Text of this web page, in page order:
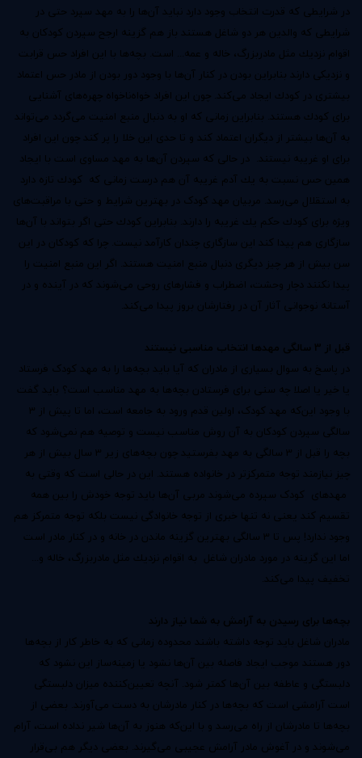
در شرایطی كه قدرت انتخاب وجود دارد نباید آن‌ها را به مهد سپرد حتی در
شرایطی كه والدین هر دو شاغل هستند باز هم گزینه ارجح سپردن كودكان به
اقوام نزدیك مثل مادربزرگ، خاله و عمه... است. بچه‌ها با این افراد حس قرابت
و نزدیكی دارند بنابراین بودن در كنار آن‌ها با وجود دور بودن از مادر حس اعتماد
بیشتری در كودك ایجاد می‌كند. چون این افراد خواه‌ناخواه چهره‌های آشنایی
برای كودك هستند. بنابراین زمانی كه او به دنبال منبع امنیت می‌گردد می‌تواند
به آن‌ها بیشتر از دیگران اعتماد كند و تا حدی این خلا را پر كند چون این افراد
برای او غریبه نیستند. در حالی كه سپردن آن‌ها به مهد مساوی است با ایجاد
همین حس نسبت به یك آدم غریبه آن هم درست زمانی كه كودك تازه دارد
به استقلال می‌رسد. مربیان مهد کودک در بهترین شرایط و حتی با مراقبت‌های
ویژه برای كودك حكم یك غریبه را دارند. بنابراین كودك حتی اگر بتواند با آن‌ها
سازگاری هم پیدا كند این سازگاری چندان كارآمد نیست. چرا كه كودكان در این
سن بیش از هر چیز دیگری دنبال منبع امنیت هستند. اگر این منبع امنیت را
پیدا نكنند دچار وحشت، اضطراب و فشارهای روحی می‌شوند كه در آینده و در
آستانه نوجوانی آثار آن در رفتارشان بروز پیدا می‌كند.
قبل از 3 سالگی مهدها انتخاب مناسبی نیستند
در پاسخ به سوال بسیاری از مادران که آیا باید بچه‌ها را به مهد کودک فرستاد
یا خیر یا اصلا چه سنی برای فرستادن بچه‌ها به مهد مناسب است؟ باید گفت
با وجود این‌که مهد کودک، اولین قدم ورود به جامعه است، اما تا پیش از 3
سالگی سپردن كودكان به آن روش مناسب نیست و توصیه هم نمی‌شود که
بچه را قبل از 3 سالگی به مهد بفرستید چون بچه‌های زیر 3 سال بیش از هر
چیز نیازمند توجه متمرکزتر در خانواده هستند. این در حالی است كه وقتی به
مهدهای کودک سپرده می‌شوند مربی آن‌ها باید توجه خودش را بین همه
تقسیم کند یعنی نه تنها خبری از توجه خانوادگی نیست بلكه توجه متمركز هم
وجود ندارد! پس تا 3 سالگی بهترین گزینه ماندن در خانه و در كنار مادر است
اما این گزینه در مورد مادران شاغل به اقوام نزدیك مثل مادربزرگ، خاله و...
تخفیف پیدا می‌كند.
بچه‌ها برای رسیدن به آرامش به شما نیاز دارند
مادران شاغل باید توجه داشته باشند محدوده زمانی که به خاطر كار از بچه‌ها
دور هستند موجب ایجاد فاصله‌ بین آن‌ها نشود یا زمینه‌ساز این نشود كه
دلبستگی و عاطفه بین آن‌ها کمتر شود. آنچه تعیین‌کننده میزان دلبستگی
است آرامشی است که بچه‌ها در کنار مادرشان به دست می‌آورند. بعضی از
بچه‌ها تا مادرشان از راه می‌رسد و با این‌که هنوز به آن‌ها شیر نداده است، آرام
می‌شوند و در آغوش مادر آرامش عجیبی می‌گیرند. بعضی دیگر هم بی‌قرار